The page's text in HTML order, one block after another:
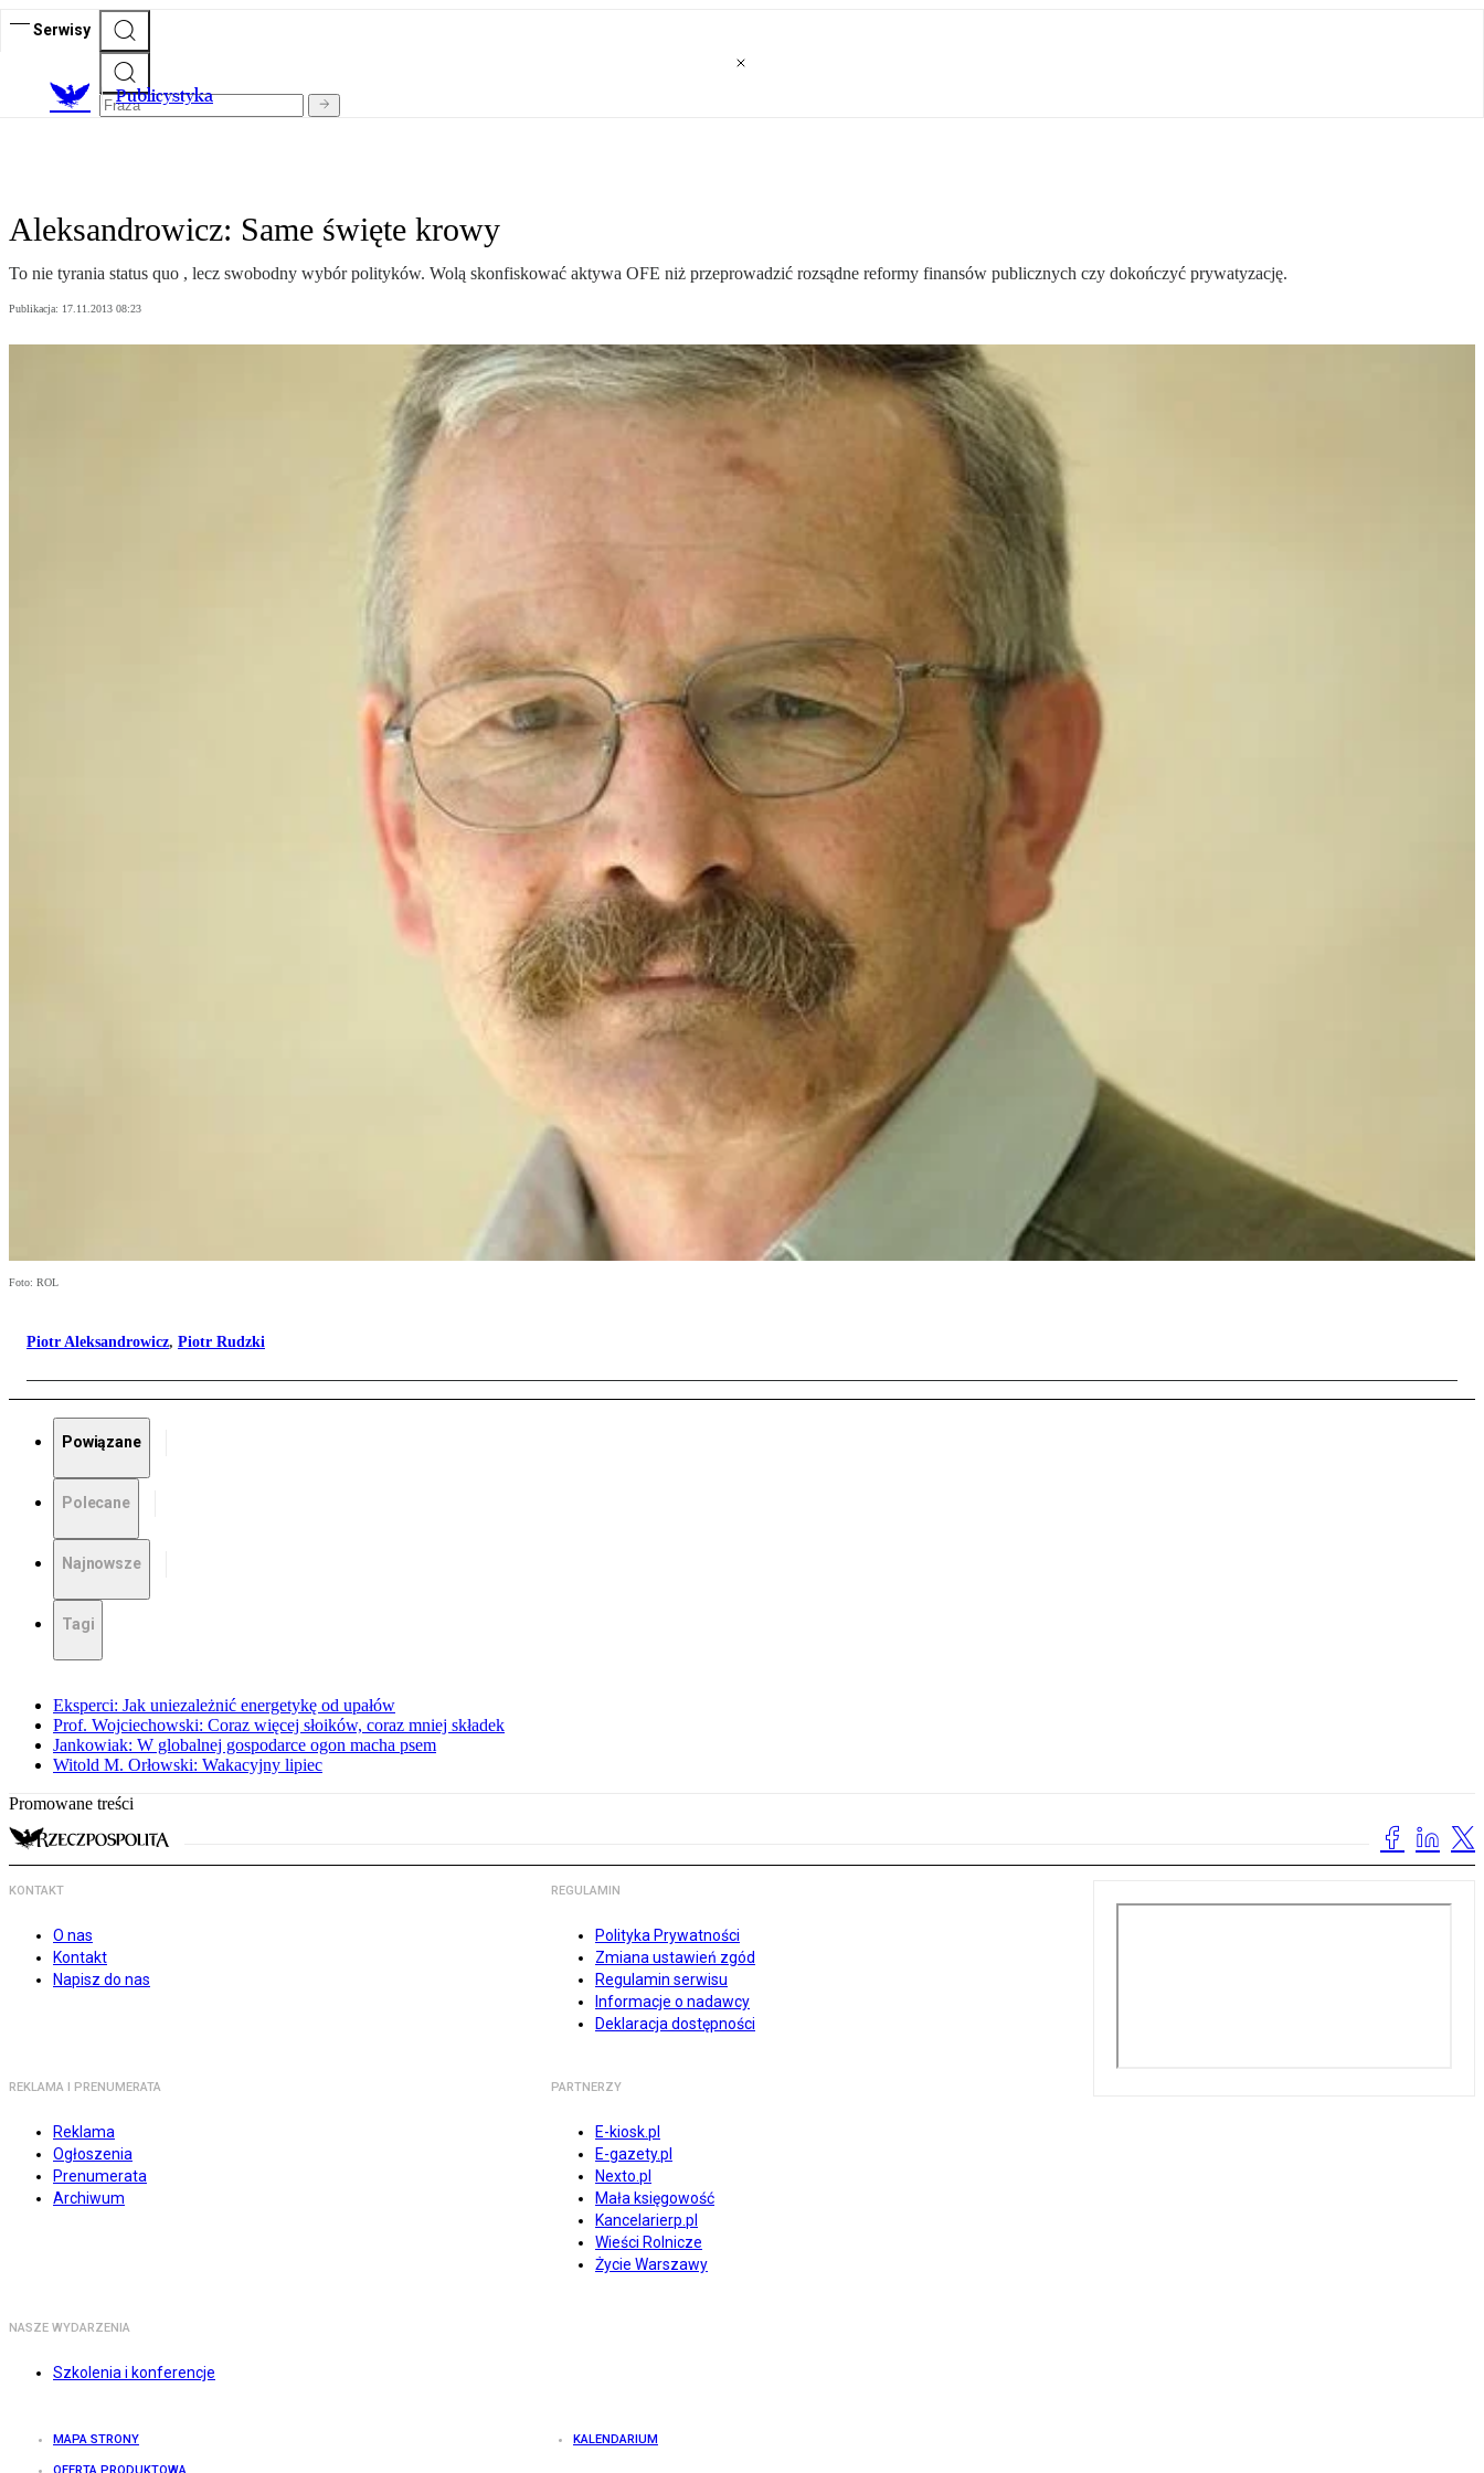
Serwisy
Publicystyka
Aleksandrowicz: Same święte krowy
To nie tyrania status quo , lecz swobodny wybór polityków. Wolą skonfiskować aktywa OFE niż przeprowadzić rozsądne reformy finansów publicznych czy dokończyć prywatyzację.
Publikacja: 17.11.2013 08:23
Foto: ROL
Piotr Aleksandrowicz, Piotr Rudzki
Powiązane
Polecane
Najnowsze
Tagi
Eksperci: Jak uniezależnić energetykę od upałów
Prof. Wojciechowski: Coraz więcej słoików, coraz mniej składek
Jankowiak: W globalnej gospodarce ogon macha psem
Witold M. Orłowski: Wakacyjny lipiec
Promowane treści
KONTAKT
O nas
Kontakt
Napisz do nas
REGULAMIN
Polityka Prywatności
Zmiana ustawień zgód
Regulamin serwisu
Informacje o nadawcy
Deklaracja dostępności
REKLAMA I PRENUMERATA
Reklama
Ogłoszenia
Prenumerata
Archiwum
PARTNERZY
E-kiosk.pl
E-gazety.pl
Nexto.pl
Mała księgowość
Kancelarierp.pl
Wieści Rolnicze
Życie Warszawy
NASZE WYDARZENIA
Szkolenia i konferencje
MAPA STRONY KALENDARIUM